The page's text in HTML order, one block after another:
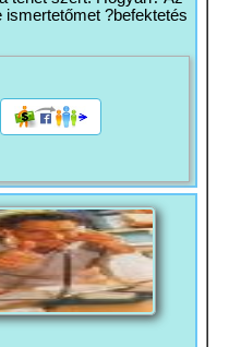
ismertetőmet ?befektetés